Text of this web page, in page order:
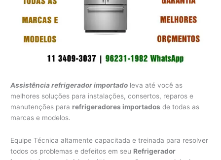
Assistência refrigerador importado leva até você as
melhores soluções para instalações, consertos, reparos e
manutenções para refrigeradores importados de todas as
marcas e modelos.
Equipe Técnica altamente capacitada e treinada para resolver
todos os problemas e defeitos em seu Refrigerador